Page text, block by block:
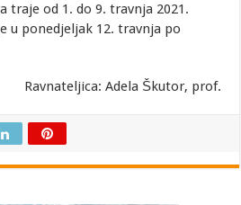
traje od 1. do 9. travnja 2021.
u ponedjeljak 12. travnja po
Ravnateljica: Adela Škutor, prof.